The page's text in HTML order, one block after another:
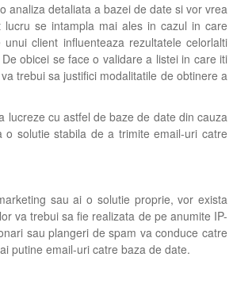
analiza detaliata a bazei de date si vor vrea
se intampla mai ales in cazul in care
client influenteaza rezultatele celorlalti
obicei se face o validare a listei in care iti
trebui sa justifici modalitatile de obtinere a
lucreze cu astfel de baze de date din cauza
solutie stabila de a trimite email-uri catre
sau ai o solutie proprie, vor exista
va trebui sa fie realizata de pe anumite IP-
sau plangeri de spam va conduce catre
putine email-uri catre baza de date.